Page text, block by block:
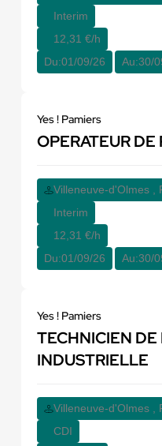
Interim
12,31 €/h
Du:01/09/26 Au:30/
Yes ! Pamiers
OPERATEUR
Villeneuve-d'Olmes ,
Interim
12,31 €/h
Du:01/09/26 Au:30/
Yes ! Pamiers
TECHNICIEN
INDUSTRIELLE
Villeneuve-d'Olmes ,
CDI